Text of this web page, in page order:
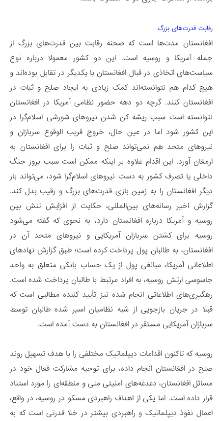
رقابت قدرت‌های بزرگ
افغانستان مدت‌ها است که صحنه رقابت بین قدرت‌های بزرگ از
جمله آمریکا و روسیه است. این دو کشور معمولا درباره نوع
سیاست‌های اتخاذی در قبال افغانستان با یکدیگر در تقابل بوده‌اند و
هیچ کدام هم نتوانسته‌اند کمک زیادی به ایجاد صلح و ثبات در
افغانستان کنند. گرچه دو دهه حضور نظامی آمریکا در افغانستان
نتوانسته است سبب ریشه کن شدن نیروهای شورشی اسلام‌گرا در
این کشور شود اما در عین حال، خروج قریب الوقوع سربازان و
نیروهای متحد هم نمی‌تواند صلح و ثبات را برای افغانستان به
ارمغان آورد. این اقدام علاوه بر اینکه ممکن است سبب بروز جنگ
داخلی یا تصرف کشور به دست نیروهای اسلام‌گرا شود، می‌تواند بار
دیگر افغانستان را به زمین بازی قدرت‌های بزرگ و رقیب بدل کند.
گزارش اخیر رسانه‌های بین‌المللی، حکایت از افزایش تنش بین
روسیه و آمریکا درباره افغانستان دارد، به نحوی که گفته می‌شود
روسیه برای کشتن سربازان آمریکایی و نیروهای متحد آن در
افغانستان، به طالبان پول پرداخت کرده است؛ طبق گزارش نهادهای
اطلاعاتی آمریکا، مبالغی پول از یک حساب بانکی متعلق به واحد
جاسوسی ارتش روسیه، به افراد مرتبط با طالبان پرداخت شده است.
رهگیری‌های اطلاعاتی انجام شده نیز تأیید کننده مطالبی است که
قبلا در جریان بازجویی از شبه نظامیان اسیر شده طالبان توسط
سربازان آمریکایی مستقر در افغانستان به دست آمده است.
روسیه که تاکنون اقدامات دیپلماتیک مختلفی را با هدف تسهیل روند
صلح در افغانستان انجام داده، برای توجیه مشارکت فعال خود در
مسائل افغانستان، دغدغه‌های امنیتی ملی و منطقه‌ای را مورد استناد
قرار داده است. اما یکی از اهداف راهبردی مسکو در روسیه، در واقع،
اعمال نفوذ دیپلماتیک و راهبردی بیشتر در خلا قدرتی است که به